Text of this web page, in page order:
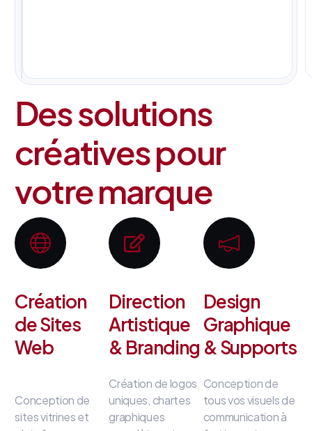
Des solutions
créatives pour
votre marque
Création
de Sites
Web
Conception de
sites vitrines et
Direction
Artistique
& Branding
Création de logos
uniques, chartes
graphiques
Design
Graphique
& Supports
Conception de
tous vos visuels de
communication à